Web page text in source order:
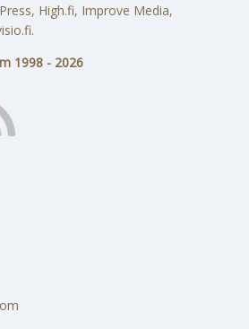
High.fi, Improve Media,
1998 - 2026